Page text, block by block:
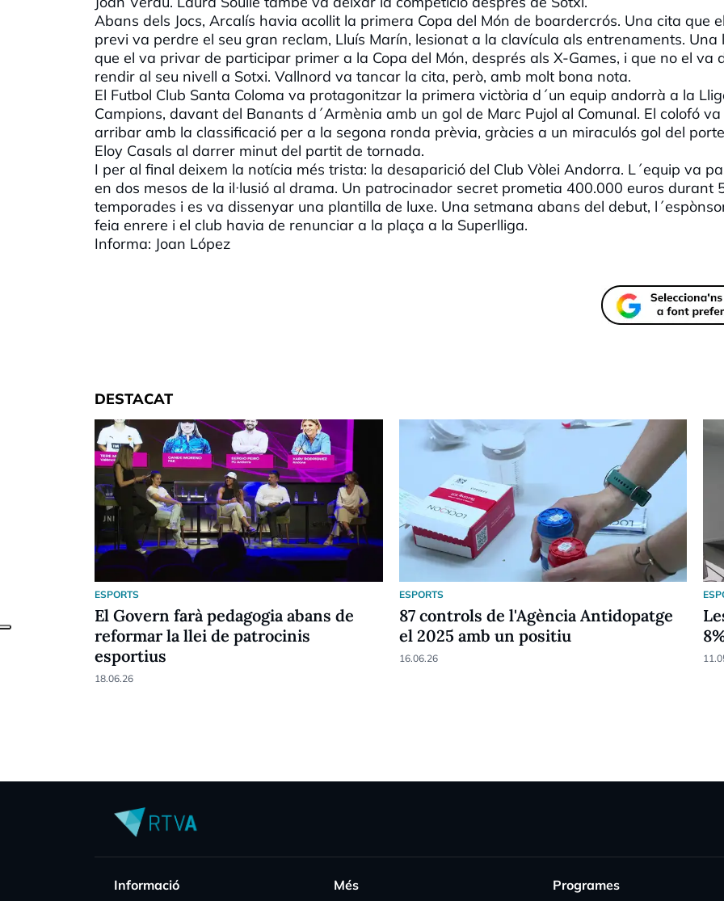
Abans dels Jocs, Arcalís havia acollit la primera Copa del Món de boardercrós. Una cita que
previ va perdre el seu gran reclam, Lluís Marín, lesionat a la clavícula als entrenaments. Una
que el va privar de participar primer a la Copa del Món, després als X-Games, i que no el va
rendir al seu nivell a Sotxi. Vallnord va tancar la cita, però, amb molt bona nota.
El Futbol Club Santa Coloma va protagonitzar la primera victòria d´un equip andorrà a la
Campions, davant del Banants d´Armènia amb un gol de Marc Pujol al Comunal. El colofó va
arribar amb la classificació per a la segona ronda prèvia, gràcies a un miraculós gol del
Eloy Casals al darrer minut del partit de tornada.
I per al final deixem la notícia més trista: la desaparició del Club Vòlei Andorra. L´equip va
en dos mesos de la il·lusió al drama. Un patrocinador secret prometia 400.000 euros durant
temporades i es va dissenyar una plantilla de luxe. Una setmana abans del debut,
feia enrere i el club havia de renunciar a la plaça a la Superlliga.
Informa: Joan López
DESTACAT
ESPORTS
El Govern farà pedagogia abans de
reformar la llei de patrocinis
esportius
18.06.26
ESPORTS
87 controls de l'Agència Antidopatge
el 2025 amb un positiu
16.06.26
Informació
Més
Programes